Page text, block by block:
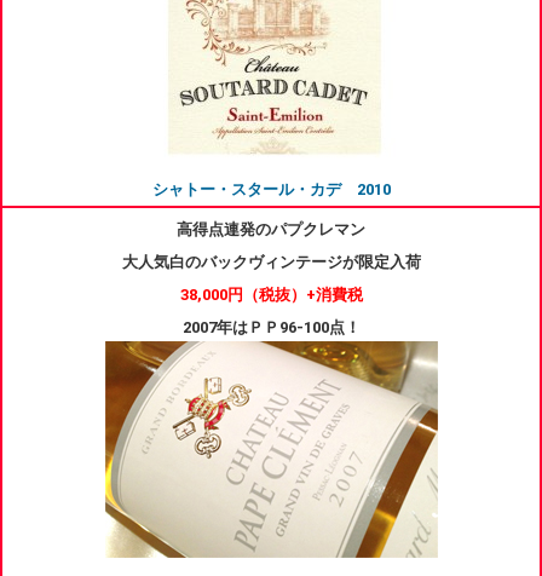
シャトー・スタール・カデ 2010
高得点連発のパプクレマン
大人気白のバックヴィンテージが限定入荷
38,000円 （税抜）+消費税
2007年はＰＰ96-100点！